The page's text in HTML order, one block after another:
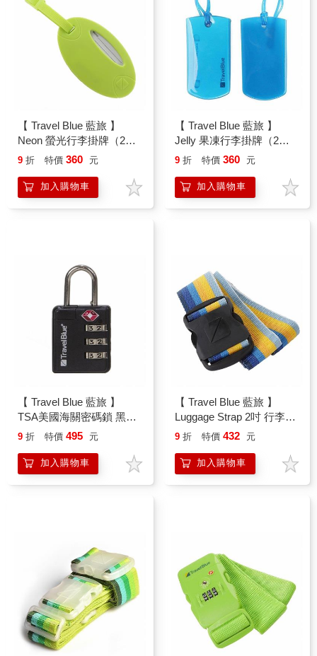
【 Travel Blue 藍旅 】
Neon 螢光行李掛牌（2入/
組） 綠色 TB015－GR
9 折 特價 360 元
加入購物車
【 Travel Blue 藍旅 】
Jelly 果凍行李掛牌（2入/
組） 藍色 TB016－BL
9 折 特價 360 元
加入購物車
【 Travel Blue 藍旅 】
TSA美國海關密碼鎖 黑色
TB036－BK
9 折 特價 495 元
加入購物車
【 Travel Blue 藍旅 】
Luggage Strap 2吋 行李束
帶 藍色 TB040－BL
9 折 特價 432 元
加入購物車